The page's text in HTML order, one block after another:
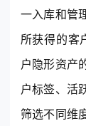
一入库和管
所获得的客
户隐形资产
户标签、活
筛选不同维